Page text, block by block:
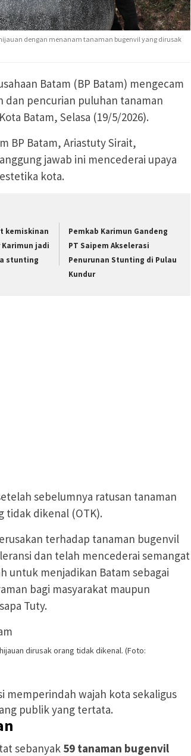
dengan menanam tanaman bugenvil yang dirusak
Batam (BP Batam) mengecam
dan pencurian puluhan tanaman
Batam, Selasa (19/5/2026).
BP Batam, Ariastuty Sirait,
jawab ini mencederai upaya
kota.
kemiskinan
jadi
stunting
Pemkab Karimun Gandeng
PT Saipem Akselerasi
Penurunan Stunting di Pulau
Kundur
sebelumnya ratusan tanaman
tidak dikenal (OTK).
terhadap tanaman bugenvil
dan telah mencederai semangat
menjadikan Batam sebagai
bagi masyarakat maupun
Tuty.
dirusak orang tidak dikenal. (Foto:
memperindah wajah kota sekaligus
publik yang tertata.
sebanyak 59 tanaman bugenvil